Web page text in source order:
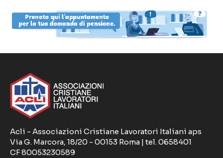
Acli - Associazioni Cristiane Lavoratori Italiani aps
Via G. Marcora, 18/20 - 00153 Roma | tel. 0658401
CF 80053230589